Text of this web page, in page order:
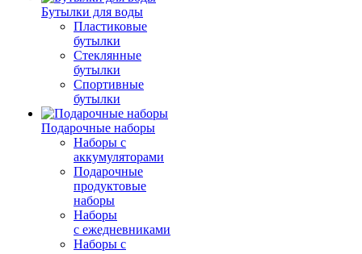
Бутылки для воды
Пластиковые
бутылки
Стеклянные
бутылки
Спортивные
бутылки
Подарочные наборы
Наборы с
аккумуляторами
Подарочные
продуктовые
наборы
Наборы
с ежедневниками
Наборы с